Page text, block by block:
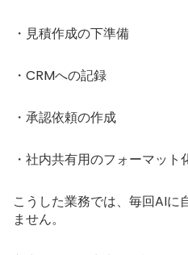
・見積作成の下準備
・CRMへの記録
・承認依頼の作成
・社内共有用のフォーマット
こうした業務では、毎回AIに
ません。